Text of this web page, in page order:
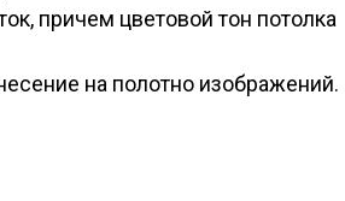
причем цветовой тон потолка
на полотно изображений.